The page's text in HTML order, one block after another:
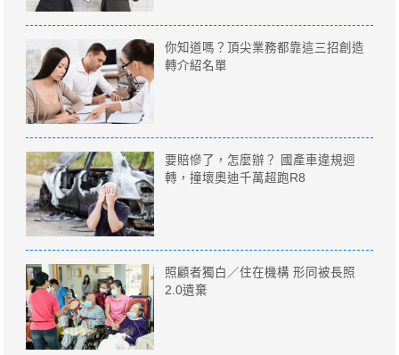
你知道嗎？頂尖業務都靠這三招創造
轉介紹名單
要賠慘了，怎麼辦？ 國產車違規迴
轉，撞壞奧迪千萬超跑R8
照顧者獨白／住在機構 形同被長照
2.0遺棄